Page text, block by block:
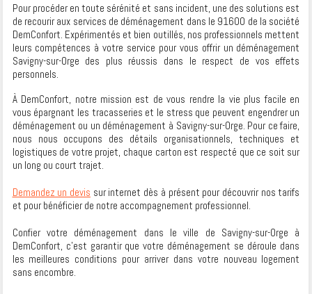
Pour procéder en toute sérénité et sans incident, une des solutions est
de recourir aux services de déménagement dans le 91600 de la société
DemConfort. Expérimentés et bien outillés, nos professionnels mettent
leurs compétences à votre service pour vous offrir un déménagement
Savigny-sur-Orge des plus réussis dans le respect de vos effets
personnels.
À DemConfort, notre mission est de vous rendre la vie plus facile en
vous épargnant les tracasseries et le stress que peuvent engendrer un
déménagement ou un déménagement à Savigny-sur-Orge. Pour ce faire,
nous nous occupons des détails organisationnels, techniques et
logistiques de votre projet, chaque carton est respecté que ce soit sur
un long ou court trajet.
Demandez un devis sur internet dès à présent pour découvrir nos tarifs
et pour bénéficier de notre accompagnement professionnel.
Confier votre déménagement dans le ville de Savigny-sur-Orge à
DemConfort, c’est garantir que votre déménagement se déroule dans
les meilleures conditions pour arriver dans votre nouveau logement
sans encombre.